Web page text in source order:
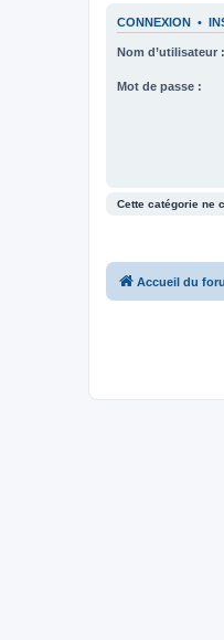
CONNEXION •
Nom d’utilisateur :
Mot de passe :
Cette catégorie ne
Accueil du